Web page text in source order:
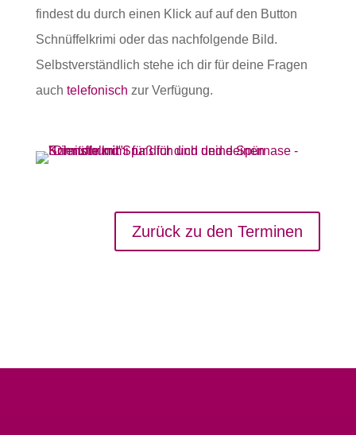
findest du durch einen Klick auf auf den Button
Schnüffelkrimi oder das nachfolgende Bild.
Selbstverständlich stehe ich dir für deine Fragen
auch telefonisch zur Verfügung.
Zurück zu den Terminen